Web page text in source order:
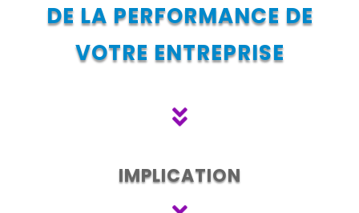
DE LA PERFORMANCE DE
VOTRE ENTREPRISE

IMPLICATION